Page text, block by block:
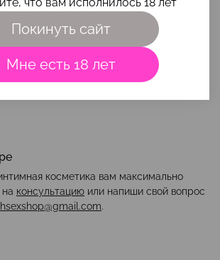
преимущества
косметика вам максимально
консультацию или напиши свой вопрос
.
Покинуть сайт
Мне есть 18 лет